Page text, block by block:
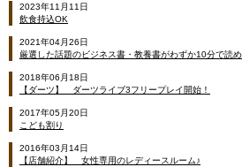
2023年11月11日
飲食持込OK
2021年04月26日
厳選した話題のビジネス書・教養書がわずか10分で読
2018年06月18日
【ダーツ】 ダーツライブ3フリープレイ開始！
2017年05月20日
こども割り
2016年03月14日
【店舗紹介】 女性専用のレディースルーム♪